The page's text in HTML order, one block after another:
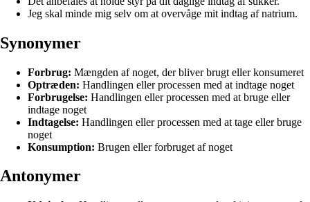
Jeg skal minde mig selv om at overvåge mit indtag af natrium.
Synonymer
Forbrug: Mængden af noget, der bliver brugt eller konsumeret
Optræden: Handlingen eller processen med at indtage noget
Forbrugelse: Handlingen eller processen med at bruge eller
indtage noget
Indtagelse: Handlingen eller processen med at tage eller bruge
noget
Konsumption: Brugen eller forbruget af noget
Antonymer